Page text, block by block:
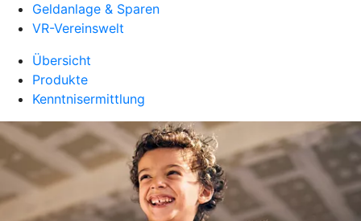
Geldanlage & Sparen
VR-Vereinswelt
Übersicht
Produkte
Kenntnisermittlung